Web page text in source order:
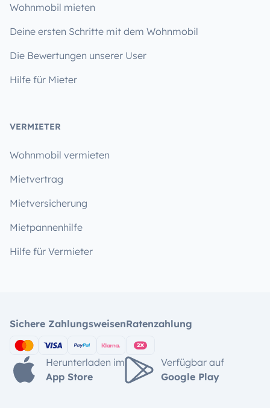
Wohnmobil mieten
Deine ersten Schritte mit dem Wohnmobil
Die Bewertungen unserer User
Hilfe für Mieter
VERMIETER
Wohnmobil vermieten
Mietvertrag
Mietversicherung
Mietpannenhilfe
Hilfe für Vermieter
Sichere ZahlungsweisenRatenzahlung
Herunterladen im
App Store
Verfügbar auf
Google Play